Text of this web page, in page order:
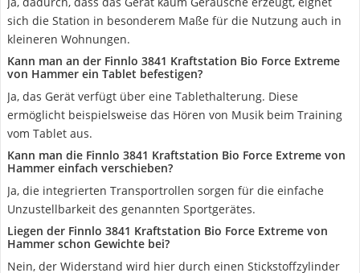
sich die Station in besonderem Maße für die Nutzung auch in
kleineren Wohnungen.
Kann man an der Finnlo 3841 Kraftstation Bio Force Extreme
von Hammer ein Tablet befestigen?
Ja, das Gerät verfügt über eine Tablethalterung. Diese
ermöglicht beispielsweise das Hören von Musik beim Training
vom Tablet aus.
Kann man die Finnlo 3841 Kraftstation Bio Force Extreme von
Hammer einfach verschieben?
Ja, die integrierten Transportrollen sorgen für die einfache
Unzustellbarkeit des genannten Sportgerätes.
Liegen der Finnlo 3841 Kraftstation Bio Force Extreme von
Hammer schon Gewichte bei?
Nein, der Widerstand wird hier durch einen Stickstoffzylinder